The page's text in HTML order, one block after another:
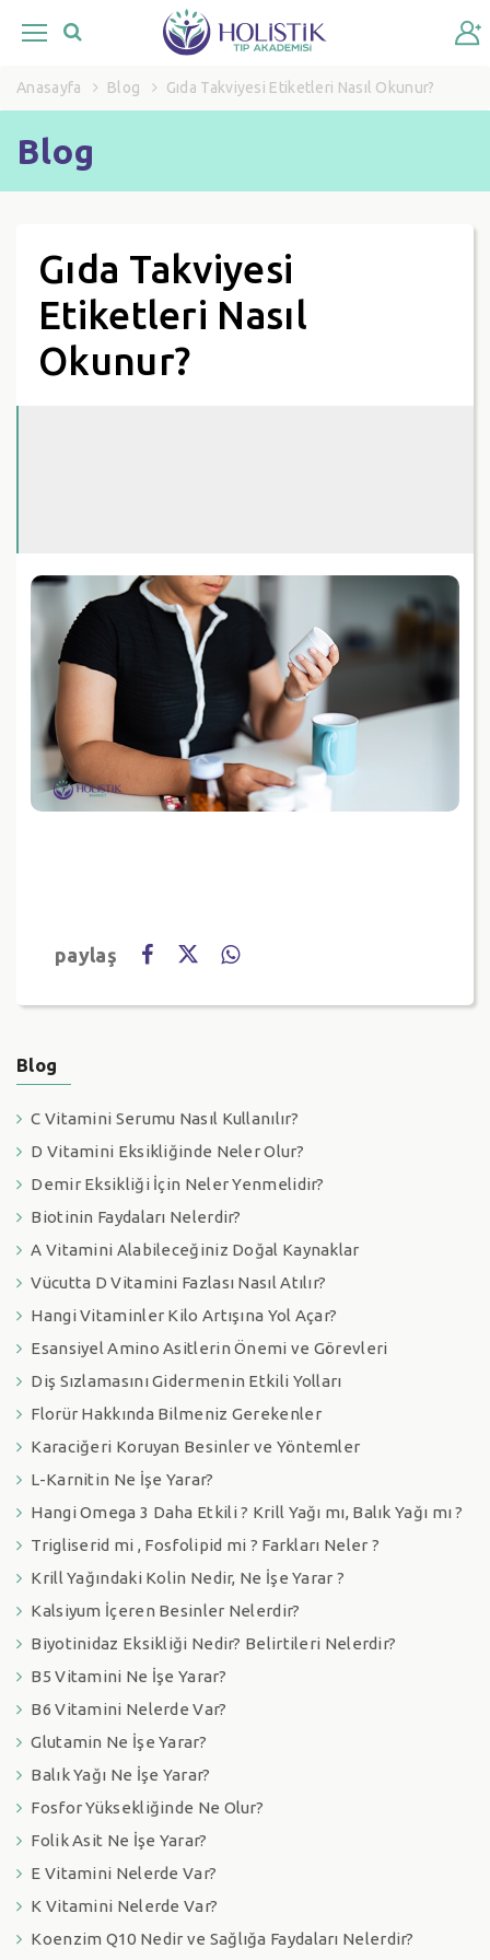
Anasayfa Blog Gıda Takviyesi Etiketleri Nasıl Okunur?
Blog
Gıda Takviyesi
Etiketleri Nasıl
Okunur?
paylaş
Blog
C Vitamini Serumu Nasıl Kullanılır?
D Vitamini Eksikliğinde Neler Olur?
Demir Eksikliği İçin Neler Yenmelidir?
Biotinin Faydaları Nelerdir?
A Vitamini Alabileceğiniz Doğal Kaynaklar
Vücutta D Vitamini Fazlası Nasıl Atılır?
Hangi Vitaminler Kilo Artışına Yol Açar?
Esansiyel Amino Asitlerin Önemi ve Görevleri
Diş Sızlamasını Gidermenin Etkili Yolları
Florür Hakkında Bilmeniz Gerekenler
Karaciğeri Koruyan Besinler ve Yöntemler
L-Karnitin Ne İşe Yarar?
Hangi Omega 3 Daha Etkili ? Krill Yağı mı, Balık Yağı mı ?
Trigliserid mi , Fosfolipid mi ? Farkları Neler ?
Krill Yağındaki Kolin Nedir, Ne İşe Yarar ?
Kalsiyum İçeren Besinler Nelerdir?
Biyotinidaz Eksikliği Nedir? Belirtileri Nelerdir?
B5 Vitamini Ne İşe Yarar?
B6 Vitamini Nelerde Var?
Glutamin Ne İşe Yarar?
Balık Yağı Ne İşe Yarar?
Fosfor Yüksekliğinde Ne Olur?
Folik Asit Ne İşe Yarar?
E Vitamini Nelerde Var?
K Vitamini Nelerde Var?
Koenzim Q10 Nedir ve Sağlığa Faydaları Nelerdir?